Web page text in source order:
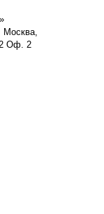
Москва,
Оф. 2